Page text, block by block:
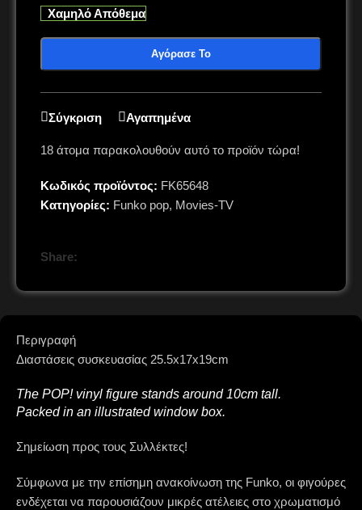
Χαμηλό Απόθεμα
Αγόρασε Το
Σύγκριση Αγαπημένα
18 άτομα παρακολουθούν αυτό το προϊόν τώρα!
Κωδικός προϊόντος: FK65648
Κατηγορίες: Funko pop, Movies-TV
Share:
Περιγραφή
Διαστάσεις συσκευασίας 25.5x17x19cm
The POP! vinyl figure stands around 10cm tall.
Packed in an illustrated window box.
Σημείωση προς τους Συλλέκτες!
Σύμφωνα με την επίσημη ανακοίνωση της Funko, οι φιγούρες
ενδέχεται να παρουσιάζουν μικρές ατέλειες στο χρωματισμό